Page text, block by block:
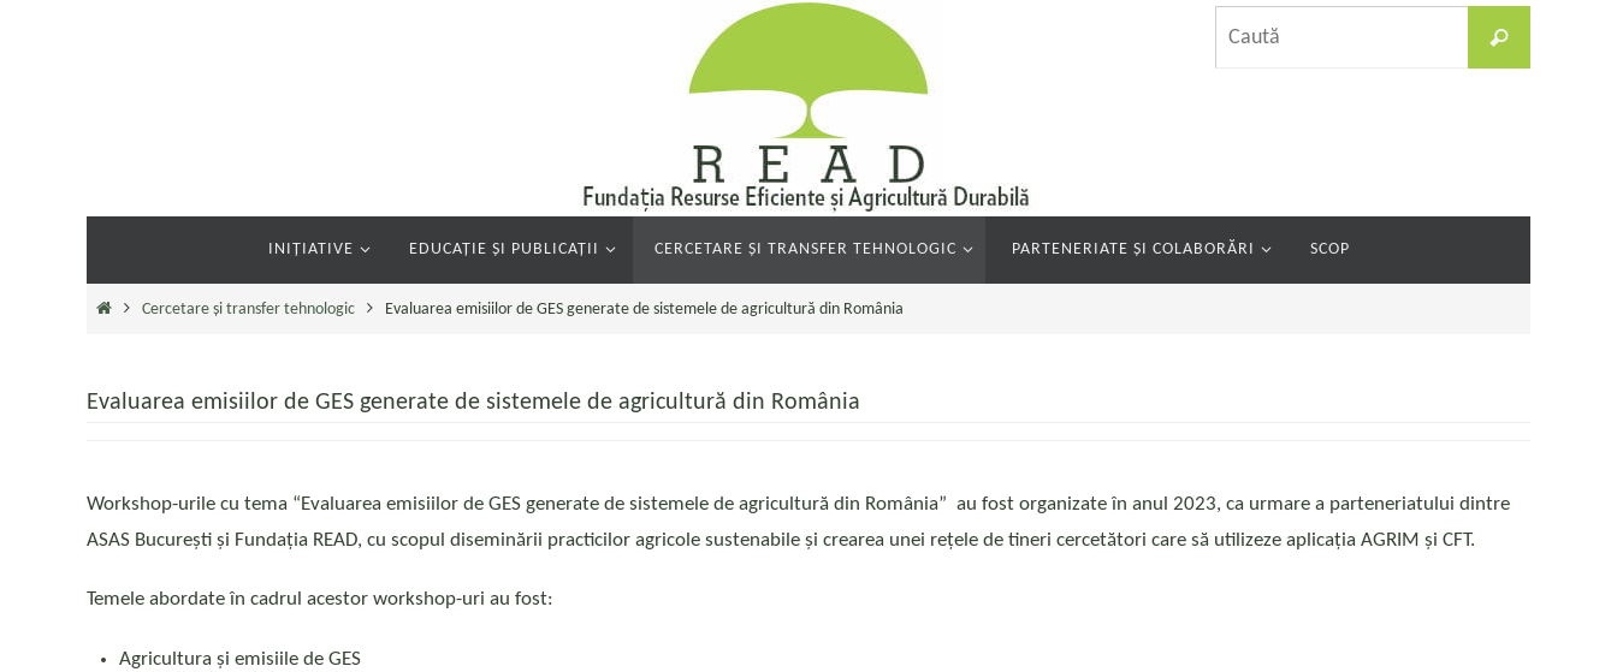
Caută
INIȚIATIVE EDUCAȚIE ȘI PUBLICAȚII CERCETARE ȘI TRANSFER TEHNOLOGIC PARTENERIATE ȘI COLABORĂRI SCOP
PrimaCercetare și transfer tehnologic Evaluarea emisiilor de GES generate de sistemele de agricultură din România
Evaluarea emisiilor de GES generate de sistemele de agricultură din România
Workshop-urile cu tema “Evaluarea emisiilor de GES generate de sistemele de agricultură din România” au fost organizate în anul 2023, ca urmare a parteneriatului dintre
ASAS București și Fundația READ, cu scopul diseminării practicilor agricole sustenabile și crearea unei rețele de tineri cercetători care să utilizeze aplicația AGRIM și CFT.
Temele abordate în cadrul acestor workshop-uri au fost:
Agricultura și emisiile de GES